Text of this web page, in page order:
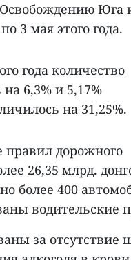
Юга
3 мая этого года.
года количество
6,3% и 5,17%
на 31,25%.
дорожного
26,35 млрд.
более 400
водительские
за отсутствие